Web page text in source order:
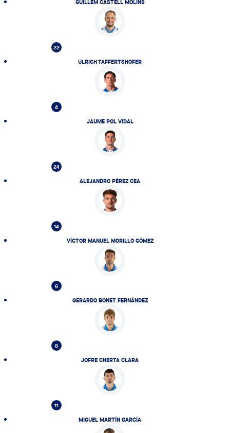
GUILLEM CASTELL MOLINS
22
ULRICH TAFFERTSHOFER
4
JAUME POL VIDAL
24
ALEJANDRO PÉREZ CEA
14
VÍCTOR MANUEL MORILLO GÓMEZ
6
GERARDO BONET FERNÁNDEZ
8
JOFRE CHERTA CLARA
11
MIGUEL MARTÍN GARCÍA